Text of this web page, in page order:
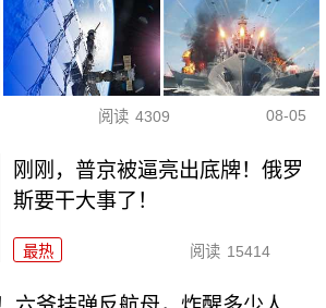
阅读 4309 08-05
刚刚，普京被逼亮出底牌！俄罗
斯要干大事了！
最热 阅读 15414